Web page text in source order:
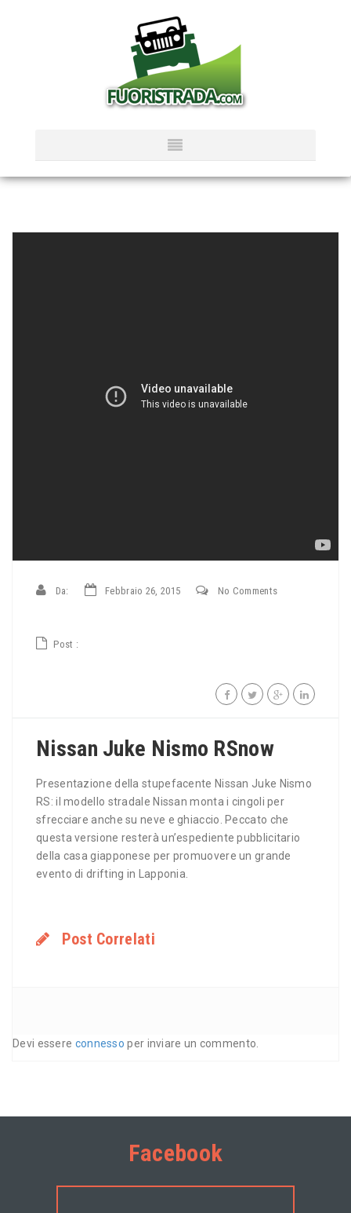
Da: Febbraio 26, 2015 No Comments
Post :
Nissan Juke Nismo RSnow
Presentazione della stupefacente Nissan Juke Nismo
RS: il modello stradale Nissan monta i cingoli per
sfrecciare anche su neve e ghiaccio. Peccato che
questa versione resterà un’espediente pubblicitario
della casa giapponese per promuovere un grande
evento di drifting in Lapponia.
Post Correlati
Devi essere connesso per inviare un commento.
Facebook